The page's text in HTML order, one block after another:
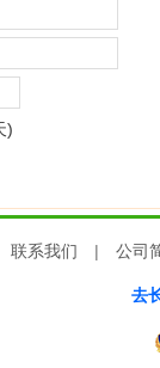
)
联系我们 | 公司
去